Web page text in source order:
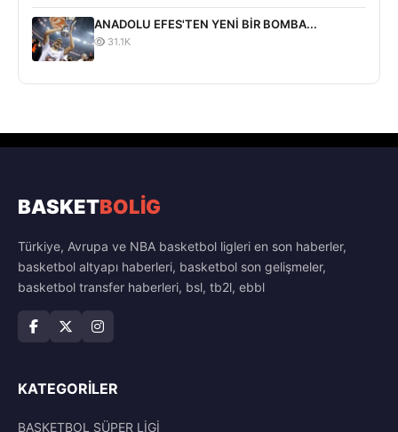
ANADOLU EFES'TEN YENİ BİR BOMBA...
31.1K
BASKETBOLİG
Türkiye, Avrupa ve NBA basketbol ligleri en son haberler,
basketbol altyapı haberleri, basketbol son gelişmeler,
basketbol transfer haberleri, bsl, tb2l, ebbl
KATEGORILER
BASKETBOL SÜPER LİGİ